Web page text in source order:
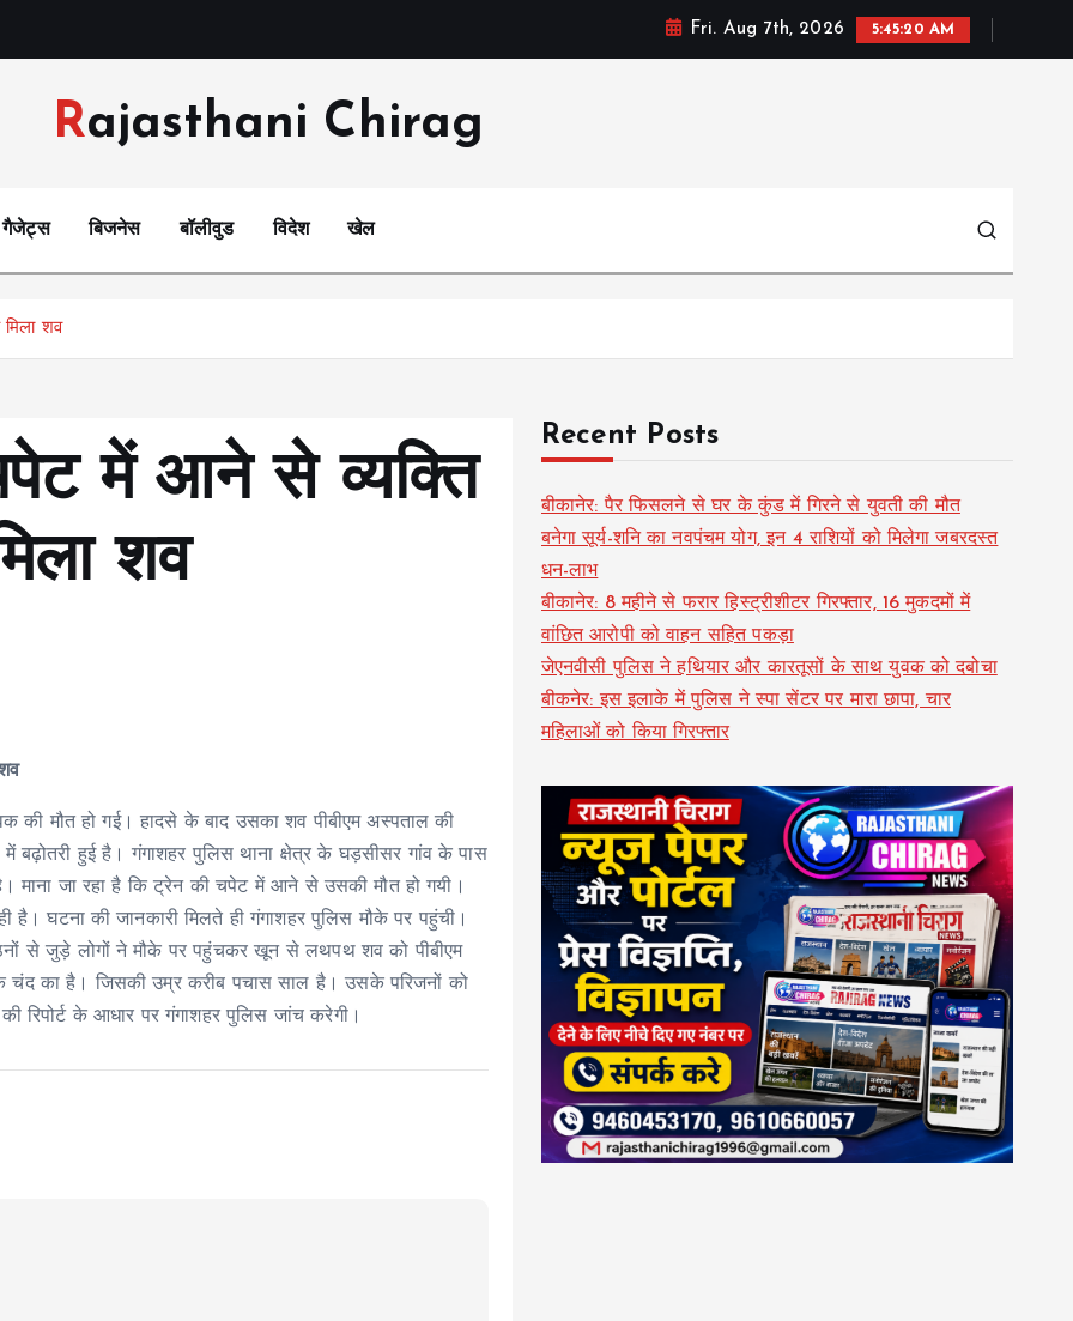
Fri. Aug 7th, 2026 5:45:21 AM
Rajasthani Chirag
गैजेट्स बिजनेस बॉलीवुड विदेश खेल
शव
में आने से व्यक्ति
शव
मौत हो गई। हादसे के बाद उसका शव पीबीएम अस्पताल की
बढ़ोतरी हुई है। गंगाशहर पुलिस थाना क्षेत्र के घड़सीसर गांव के पास
माना जा रहा है कि ट्रेन की चपेट में आने से उसकी मौत हो गयी।
घटना की जानकारी मिलते ही गंगाशहर पुलिस मौके पर पहुंची।
से जुड़े लोगों ने मौके पर पहुंचकर खून से लथपथ शव को पीबीएम
चंद का है। जिसकी उम्र करीब पचास साल है। उसके परिजनों को
रिपोर्ट के आधार पर गंगाशहर पुलिस जांच करेगी।
Recent Posts
बीकानेर: पैर फिसलने से घर के कुंड में गिरने से युवती की मौत
बनेगा सूर्य-शनि का नवपंचम योग, इन 4 राशियों को मिलेगा जबरदस्त
धन-लाभ
बीकानेर: 8 महीने से फरार हिस्ट्रीशीटर गिरफ्तार, 16 मुकदमों में
वांछित आरोपी को वाहन सहित पकड़ा
जेएनवीसी पुलिस ने हथियार और कारतूसों के साथ युवक को दबोचा
बीकनेर: इस इलाके में पुलिस ने स्पा सेंटर पर मारा छापा, चार
महिलाओं को किया गिरफ्तार